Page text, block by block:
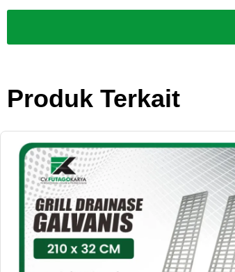
Produk Terkait